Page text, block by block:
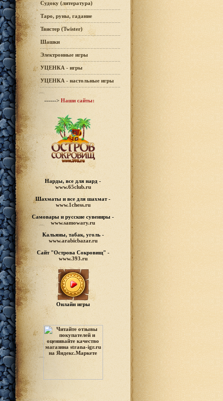
Судоку (литература)
Таро, руны, гадание
Твистер (Twister)
Шашки
Электронные игры
УЦЕНКА - игры
УЦЕНКА - настольные игры
------> Наши сайты:
Нарды, все для нард -
www.65club.ru
Шахматы и все для шахмат -
www.1chess.ru
Самовары и русские сувениры -
www.samowary.ru
Кальяны, табак, уголь -
www.arabicbazar.ru
Сайт "Острова Сокровищ" -
www.393.ru
Онлайн игры